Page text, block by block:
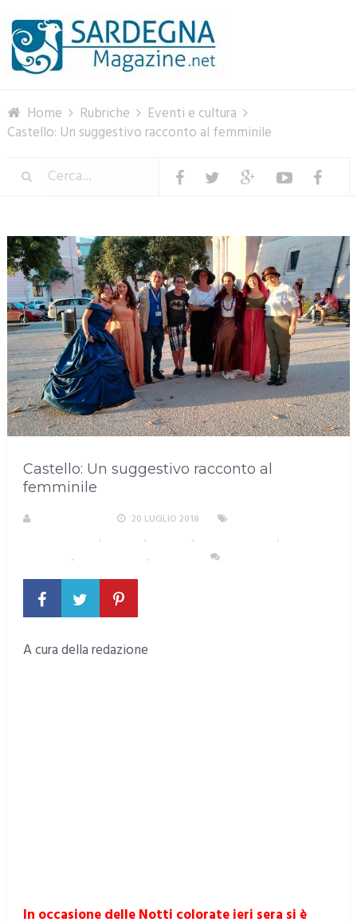
Home Rubriche
Eventi e cultura
Castello: Un suggestivo racconto al femminile
Castello: Un suggestivo racconto al
femminile
20 LUGLIO 2018
, , , ,
, ,
A cura della redazione
In occasione delle Notti colorate ieri sera si è